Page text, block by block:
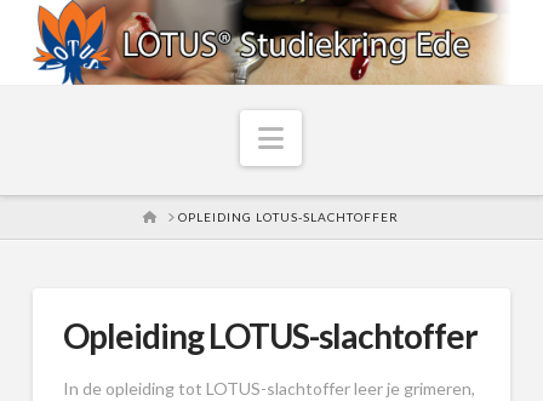
Navigation
HOME
OPLEIDING LOTUS-SLACHTOFFER
Opleiding LOTUS-slachtoffer
In de opleiding tot LOTUS-slachtoffer leer je grimeren,